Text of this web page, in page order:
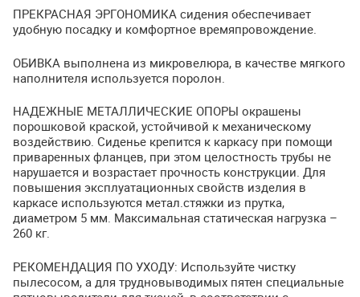
ПРЕКРАСНАЯ ЭРГОНОМИКА сидения обеспечивает
удобную посадку и комфортное времяпровождение.
ОБИВКА выполнена из микровелюра, в качестве мягкого
наполнителя используется поролон.
НАДЕЖНЫЕ МЕТАЛЛИЧЕСКИЕ ОПОРЫ окрашены
порошковой краской, устойчивой к механическому
воздействию. Сиденье крепится к каркасу при помощи
приваренных фланцев, при этом целостность трубы не
нарушается и возрастает прочность конструкции. Для
повышения эксплуатационных свойств изделия в
каркасе используются метал.стяжки из прутка,
диаметром 5 мм. Максимальная статическая нагрузка –
260 кг.
РЕКОМЕНДАЦИЯ ПО УХОДУ: Используйте чистку
пылесосом, а для трудновыводимых пятен специальные